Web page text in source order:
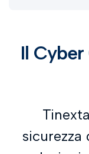
Il
sicurezza